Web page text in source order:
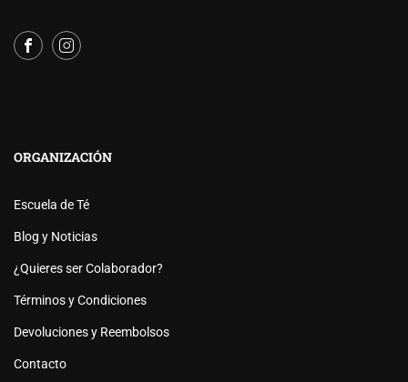
ORGANIZACIÓN
Escuela de Té
Blog y Noticias
¿Quieres ser Colaborador?
Términos y Condiciones
Devoluciones y Reembolsos
Contacto